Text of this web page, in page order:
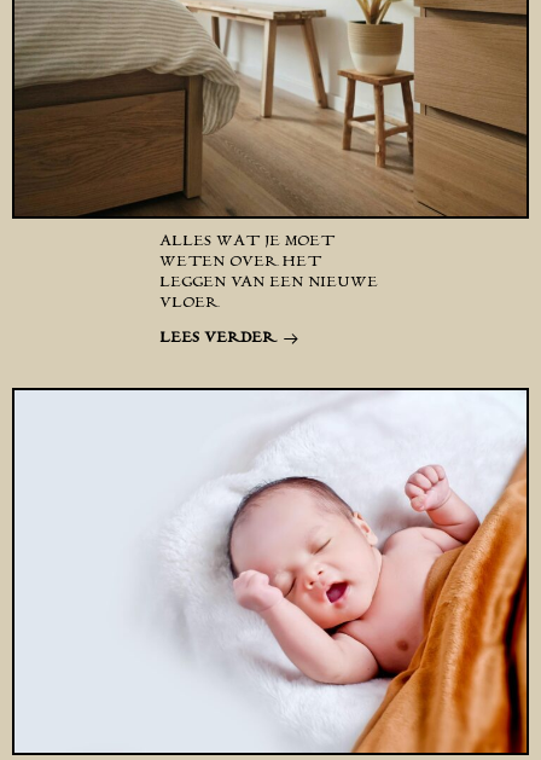
ALLES WAT JE MOET
WETEN OVER HET
LEGGEN VAN EEN NIEUWE
VLOER
LEES VERDER